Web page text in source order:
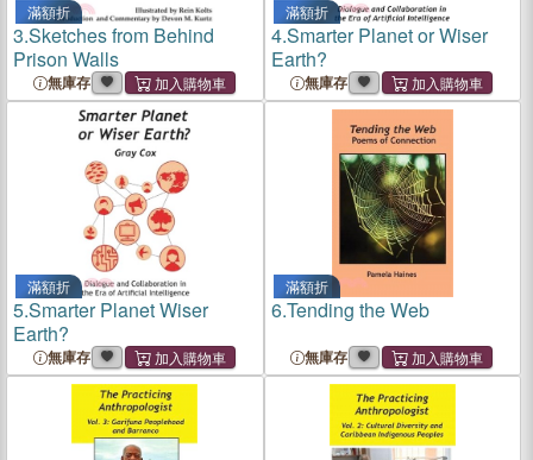
滿額折
3.Sketches from Behind
Prison Walls
無庫存
滿額折
4.Smarter Planet or Wiser
Earth?
無庫存
滿額折
5.Smarter Planet Wiser
Earth?
無庫存
滿額折
6.Tending the Web
無庫存